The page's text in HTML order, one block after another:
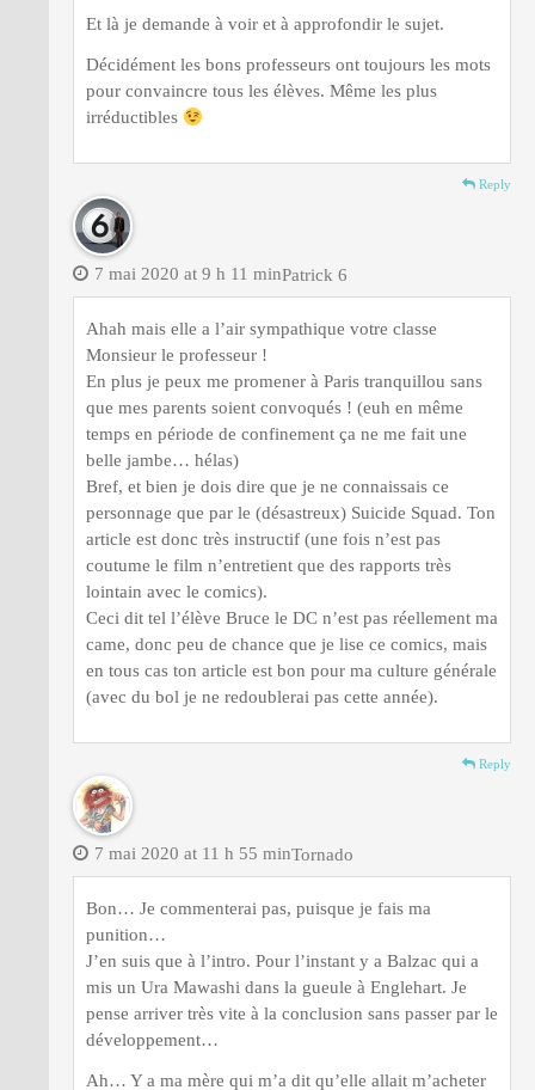
Et là je demande à voir et à approfondir le sujet.
Décidément les bons professeurs ont toujours les mots
pour convaincre tous les élèves. Même les plus
irréductibles
Reply
Patrick 6
7 mai 2020 at 9 h 11 min
Ahah mais elle a l’air sympathique votre classe
Monsieur le professeur !
En plus je peux me promener à Paris tranquillou sans
que mes parents soient convoqués ! (euh en même
temps en période de confinement ça ne me fait une
belle jambe… hélas)
Bref, et bien je dois dire que je ne connaissais ce
personnage que par le (désastreux) Suicide Squad. Ton
article est donc très instructif (une fois n’est pas
coutume le film n’entretient que des rapports très
lointain avec le comics).
Ceci dit tel l’élève Bruce le DC n’est pas réellement ma
came, donc peu de chance que je lise ce comics, mais
en tous cas ton article est bon pour ma culture générale
(avec du bol je ne redoublerai pas cette année).
Reply
Tornado
7 mai 2020 at 11 h 55 min
Bon… Je commenterai pas, puisque je fais ma
punition…
J’en suis que à l’intro. Pour l’instant y a Balzac qui a
mis un Ura Mawashi dans la gueule à Englehart. Je
pense arriver très vite à la conclusion sans passer par le
développement…
Ah… Y a ma mère qui m’a dit qu’elle allait m’acheter